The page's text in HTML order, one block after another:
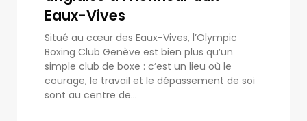
Eaux-Vives
Situé au cœur des Eaux-Vives, l’Olympic
Boxing Club Genève est bien plus qu’un
simple club de boxe : c’est un lieu où le
courage, le travail et le dépassement de soi
sont au centre de...